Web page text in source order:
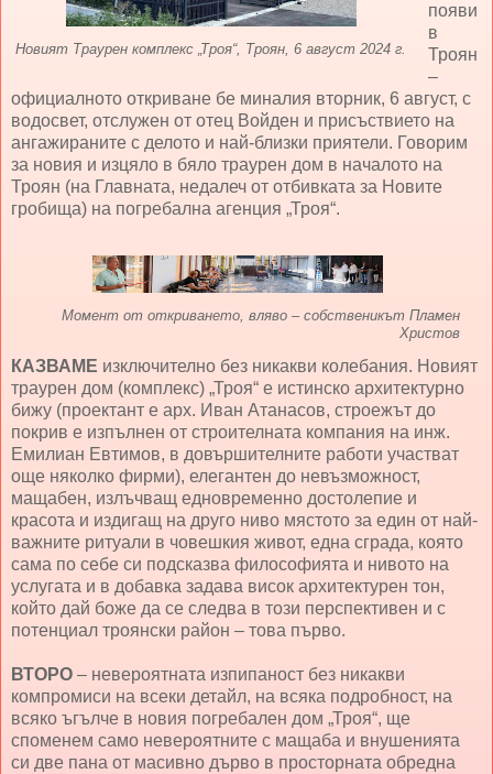
Новият Траурен комплекс „Троя“, Троян, 6 август 2024 г.
появи
в
Троян
–
официалното откриване бе миналия вторник, 6 август, с
водосвет, отслужен от отец Войден и присъствието на
ангажираните с делото и най-близки приятели. Говорим
за новия и изцяло в бяло траурен дом в началото на
Троян (на Главната, недалеч от отбивката за Новите
гробища) на погребална агенция „Троя“.
Момент от откриването, вляво – собственикът Пламен
Христов
КАЗВАМЕ изключително без никакви колебания. Новият
траурен дом (комплекс) „Троя“ е истинско архитектурно
бижу (проектант е арх. Иван Атанасов, строежът до
покрив е изпълнен от строителната компания на инж.
Емилиан Евтимов, в довършителните работи участват
още няколко фирми), елегантен до невъзможност,
мащабен, излъчващ едновременно достолепие и
красота и издигащ на друго ниво мястото за един от най-
важните ритуали в човешкия живот, една сграда, която
сама по себе си подсказва философията и нивото на
услугата и в добавка задава висок архитектурен тон,
който дай боже да се следва в този перспективен и с
потенциал троянски район – това първо.
ВТОРО – невероятната изпипаност без никакви
компромиси на всеки детайл, на всяка подробност, на
всяко ъгълче в новия погребален дом „Троя“, ще
споменем само невероятните с мащаба и внушенията
си две пана от масивно дърво в просторната обредна